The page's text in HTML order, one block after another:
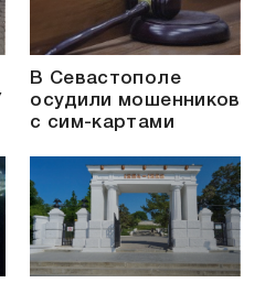
В Севастополе
осудили мошенников
с сим-картами